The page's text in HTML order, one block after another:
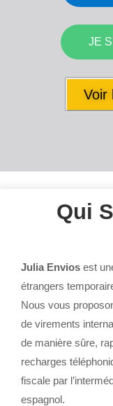
JE
Voir
Qui
Julia Envios est
étrangers
Nous vous
de virements
de manière sûre,
recharges
fiscale par
espagnol.